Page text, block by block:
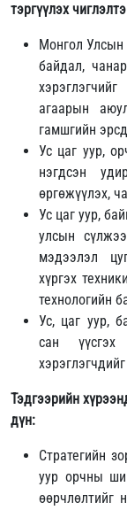
тэргүүлэх
Монгол Улсын
байдал,
агаарын
гамшгийн
Ус цаг уур,
нэгдсэн
өргөжүүлэх,
Ус цаг уур,
улсын
мэдээлэл
хүргэх
технологийн
Ус, цаг уур,
сан
Тэдгээрийн
дүн:
Стратегийн
уур орчны
өөрчлөлтийг